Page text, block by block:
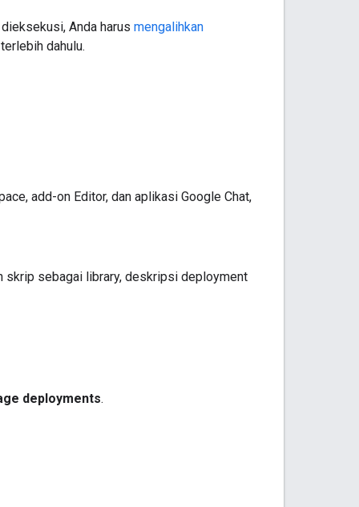
Anda harus mengalihkan
dahulu.
add-on Editor, dan aplikasi Google Chat,
skrip sebagai library, deskripsi deployment
deployments.